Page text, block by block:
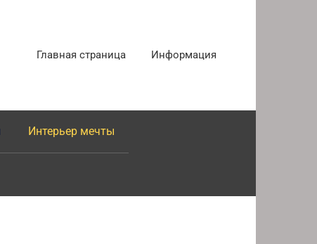
Главная страница Информация
Интерьер мечты